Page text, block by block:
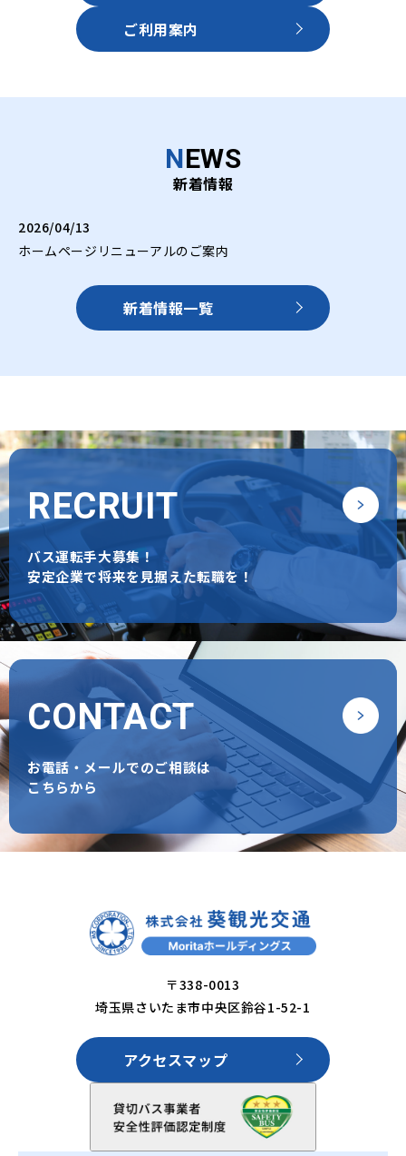
ご利⽤案内
NEWS
新着情報
2026/04/13
ホームページリニューアルのご案内
新着情報一覧
RECRUIT
バス運転⼿⼤募集！
安定企業で将来を⾒据えた転職を！
CONTACT
お電話・メールでのご相談は
こちらから
〒338-0013
埼⽟県さいたま市中央区鈴⾕1-52-1
アクセスマップ